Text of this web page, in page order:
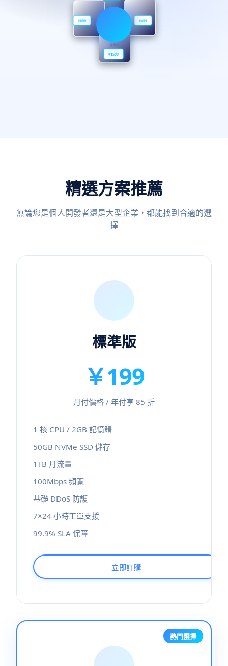
進階版
專業版
企業版
$499
$899
$1599
精選方案推薦
無論您是個人開發者還是大型企業，都能找到合適的選
擇
標準版
￥199
月付價格 / 年付享 85 折
1 核 CPU / 2GB 記憶體
50GB NVMe SSD 儲存
1TB 月流量
100Mbps 頻寬
基礎 DDoS 防護
7×24 小時工單支援
99.9% SLA 保障
立即訂購